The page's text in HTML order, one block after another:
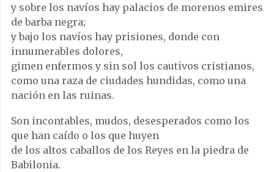
y sobre los navíos hay palacios de morenos emires
de barba negra;
y bajo los navíos hay prisiones, donde con
innumerables dolores,
gimen enfermos y sin sol los cautivos cristianos,
como una raza de ciudades hundidas, como una
nación en las ruinas.
Son incontables, mudos, desesperados como los
que han caído o los que huyen
de los altos caballos de los Reyes en la piedra de
Babilonia.